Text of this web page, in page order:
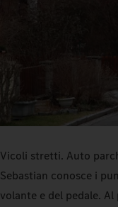
Vicoli stretti. Auto
Sebastian conosce i
volante e del pedale.